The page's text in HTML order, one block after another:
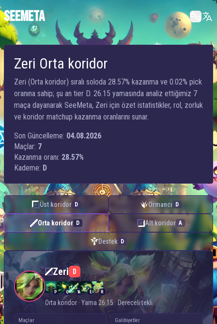
SEEMETA
Zeri Orta koridor
Zeri (Orta koridor) sıralı soloda 28.57% kazanma ve 0.02% pick
oranına sahip; şu an tier D. 26.15 yamasında analiz ettiğimiz 7
maça dayanarak SeeMeta, Zeri için özet istatistikler, rol, zorluk
ve koridor matchup kazanma oranlarını sunar.
Son Güncelleme: 04.08.2026
Maçlar: 7
Kazanma oranı: 28.57%
Kademe: D
Üst koridor D Ormancı D
Orta koridor D Alt koridor A
Destek D
Zeri — Orta koridor
Zeri D
P Q W E R
Orta koridor · Yama 26.15 · Dereceli tekli
Maçlar Galibiyetler